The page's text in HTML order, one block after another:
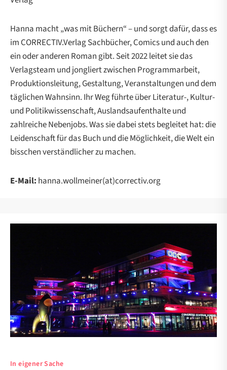
Hanna macht „was mit Büchern“ – und sorgt dafür, dass es
im CORRECTIV.Verlag Sachbücher, Comics und auch den
ein oder anderen Roman gibt. Seit 2022 leitet sie das
Verlagsteam und jongliert zwischen Programmarbeit,
Produktionsleitung, Gestaltung, Veranstaltungen und dem
täglichen Wahnsinn. Ihr Weg führte über Literatur-, Kultur-
und Politikwissenschaft, Auslandsaufenthalte und
zahlreiche Nebenjobs. Was sie dabei stets begleitet hat: die
Leidenschaft für das Buch und die Möglichkeit, die Welt ein
bisschen verständlicher zu machen.
E-Mail: hanna.wollmeiner(at)correctiv.org
In eigener Sache